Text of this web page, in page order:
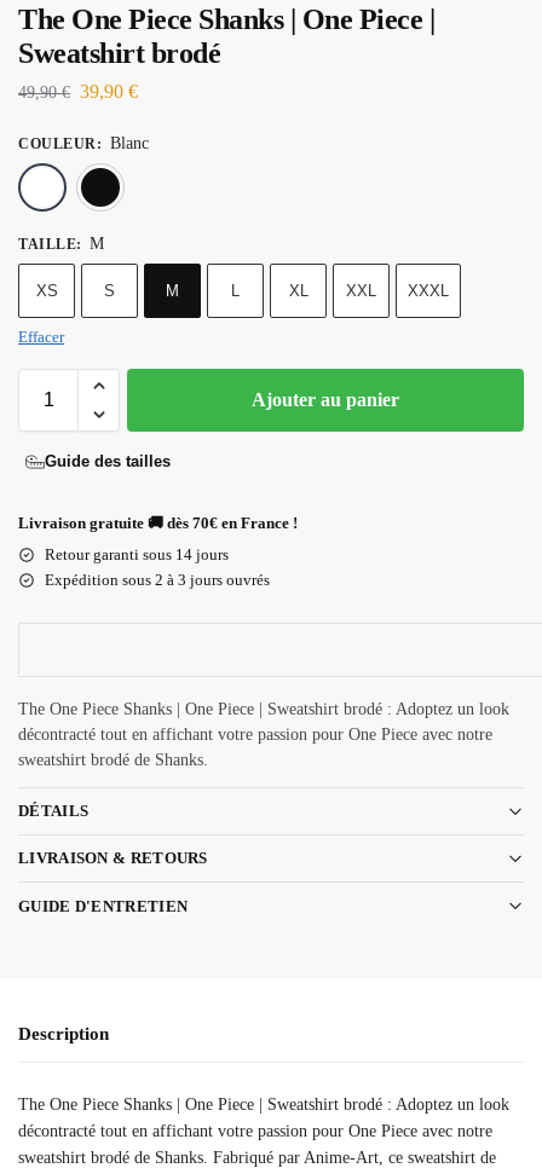
The One Piece Shanks | One Piece |
Sweatshirt brodé
49,90€ 39,90 €
COULEUR : Blanc
TAILLE: M
XS S M L XL XXL XXXL
Effacer
Ajouter au panier
Guide des tailles
Livraison gratuite 🚚 dès 70€ en France !
Retour garanti sous 14 jours
Expédition sous 2 à 3 jours ouvrés
The One Piece Shanks | One Piece | Sweatshirt brodé : Adoptez un look
décontracté tout en affichant votre passion pour One Piece avec notre
sweatshirt brodé de Shanks.
DÉTAILS
LIVRAISON & RETOURS
GUIDE D'ENTRETIEN
Description
The One Piece Shanks | One Piece | Sweatshirt brodé : Adoptez un look
décontracté tout en affichant votre passion pour One Piece avec notre
sweatshirt brodé de Shanks. Fabriqué par Anime-Art, ce sweatshirt de